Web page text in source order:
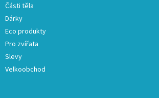
Části těla
Dárky
Eco produkty
Pro zvířata
Slevy
Velkoobchod